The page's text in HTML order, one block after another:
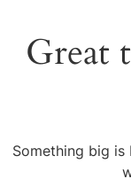
Great
Something big is